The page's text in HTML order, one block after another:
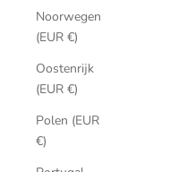
Noorwegen
(EUR €)
Oostenrijk
(EUR €)
Polen (EUR
€)